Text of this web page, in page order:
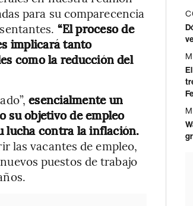
para su comparecencia
“El proceso de
implicará tanto
como la reducción del
esencialmente un
su objetivo de empleo
lucha contra la inflación.
las vacantes de empleo,
puestos de trabajo